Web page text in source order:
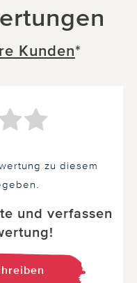
Kunden*
zu diesem
und verfassen